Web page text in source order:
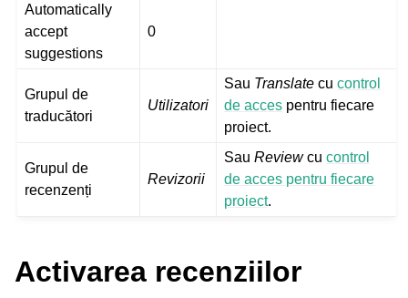
Automatically
accept
suggestions
0
Grupul de
traducători
Utilizatori
Sau Translate cucontrol
de acces pentru fiecare
proiect.
Grupul de
recenzenți
Revizorii
SauReviewcucontrol
de acces pentru fiecare
proiect.
Activarea recenziilor